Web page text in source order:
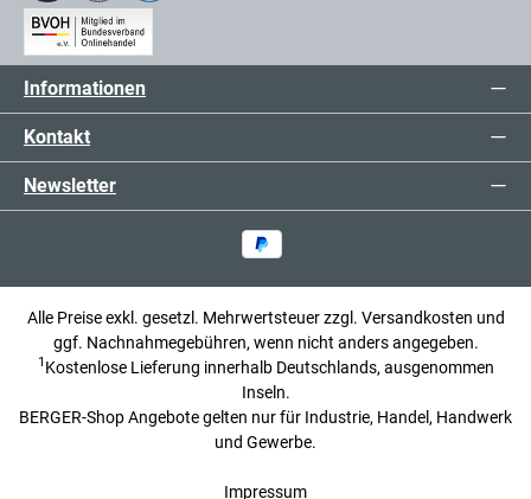
Informationen
Kontakt
Newsletter
Alle Preise exkl. gesetzl. Mehrwertsteuer zzgl. Versandkosten und
ggf. Nachnahmegebühren, wenn nicht anders angegeben.
1 Kostenlose Lieferung innerhalb Deutschlands, ausgenommen
Inseln.
BERGER-Shop Angebote gelten nur für Industrie, Handel, Handwerk
und Gewerbe.
Impressum